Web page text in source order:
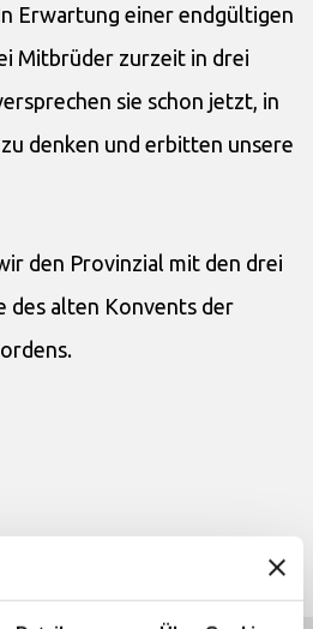
Erwartung einer endgültigen
Mitbrüder zurzeit in drei
sie schon jetzt, in
denken und erbitten unsere
den Provinzial mit den drei
des alten Konvents der